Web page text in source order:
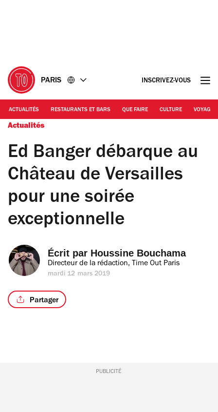
PARIS INSCRIVEZ-VOUS
ACTUALITÉS RESTAURANTS ET BARS QUE FAIRE CULTURE VOYAGE
Actualités
Ed Banger débarque au
Château de Versailles
pour une soirée
exceptionnelle
Écrit par Houssine Bouchama
Directeur de la rédaction, Time Out Paris
mardi 12 mars 2019
Partager
PUBLICITÉ